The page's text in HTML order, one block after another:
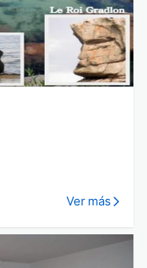
Ver más